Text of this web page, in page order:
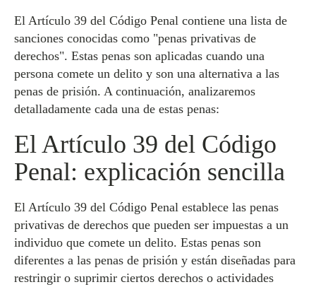
El Artículo 39 del Código Penal contiene una lista de
sanciones conocidas como "penas privativas de
derechos". Estas penas son aplicadas cuando una
persona comete un delito y son una alternativa a las
penas de prisión. A continuación, analizaremos
detalladamente cada una de estas penas:
El Artículo 39 del Código
Penal: explicación sencilla
El Artículo 39 del Código Penal establece las penas
privativas de derechos que pueden ser impuestas a un
individuo que comete un delito. Estas penas son
diferentes a las penas de prisión y están diseñadas para
restringir o suprimir ciertos derechos o actividades